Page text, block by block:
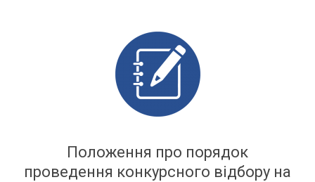
Положення про порядок
проведення конкурсного відбору на